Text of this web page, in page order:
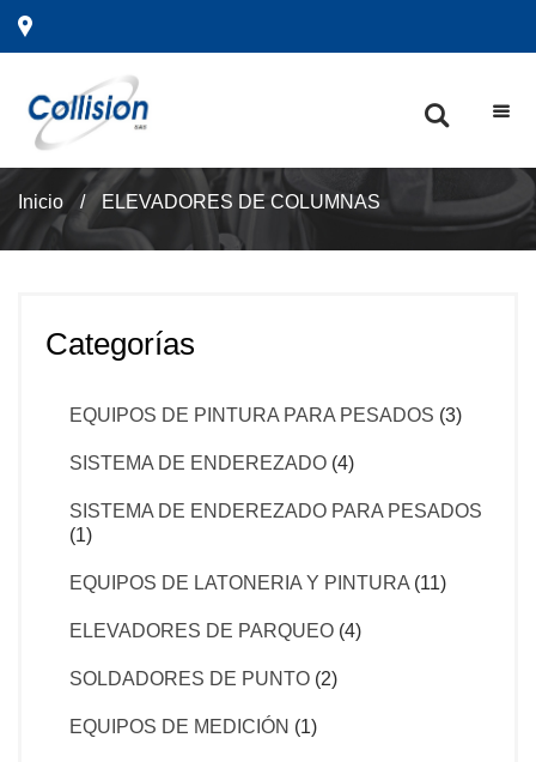
Inicio / ELEVADORES DE COLUMNAS
Categorías
EQUIPOS DE PINTURA PARA PESADOS (3)
SISTEMA DE ENDEREZADO (4)
SISTEMA DE ENDEREZADO PARA PESADOS
(1)
EQUIPOS DE LATONERIA Y PINTURA (11)
ELEVADORES DE PARQUEO (4)
SOLDADORES DE PUNTO (2)
EQUIPOS DE MEDICIÓN (1)